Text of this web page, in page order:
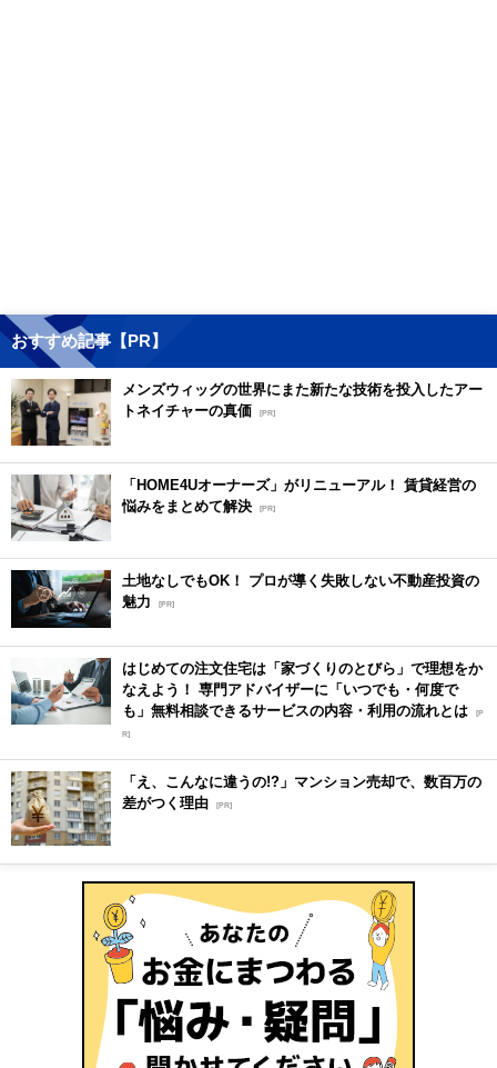
おすすめ記事【PR】
メンズウィッグの世界にまた新たな技術を投入したアー
トネイチャーの真価 [PR]
「HOME4Uオーナーズ」がリニューアル！ 賃貸経営の
悩みをまとめて解決 [PR]
土地なしでもOK！ プロが導く失敗しない不動産投資の
魅力
[PR]
はじめての注文住宅は「家づくりのとびら」で理想をか
なえよう！ 専門アドバイザーに「いつでも・何度で
も」無料相談できるサービスの内容・利用の流れとは [P
R]
「え、こんなに違うの!?」マンション売却で、数百万の
差がつく理由 [PR]